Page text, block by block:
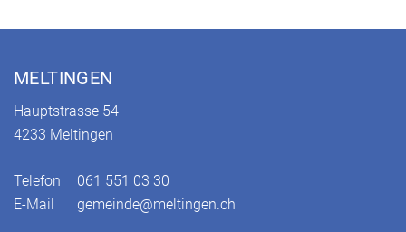
Fusszeile
MELTINGEN
Hauptstrasse 54
4233 Meltingen
Telefon
061 551 03 30
E-Mail
gemeinde@meltingen.ch